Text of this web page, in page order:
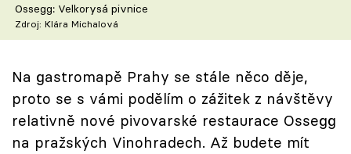
Speciál: Cuketa
Sledujte prima+
Přihlášení
Ossegg: Velkorysá pivnice
Zdroj: Klára Michalová
Na gastromapě Prahy se stále něco děje,
proto se s vámi podělím o zážitek z návštěvy
relativně nové pivovarské restaurace Ossegg
na pražských Vinohradech. Až budete mít